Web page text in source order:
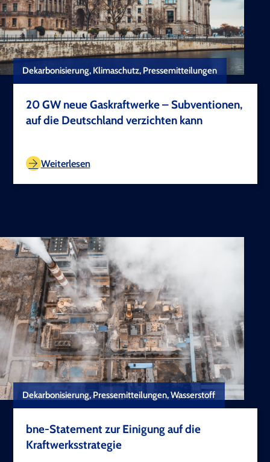
Dekarbonisierung, Klimaschutz, Pressemitteilungen
20 GW neue Gaskraftwerke – Subventionen,
auf die Deutschland verzichten kann
Weiterlesen
Dekarbonisierung, Pressemitteilungen, Wasserstoff
bne-Statement zur Einigung auf die
Kraftwerksstrategie